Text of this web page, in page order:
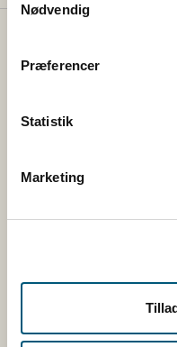
Nødvendig
Præferencer
Statistik
Marketing
fødevareområdet og
via vejledning og via
Kontakt
EAN